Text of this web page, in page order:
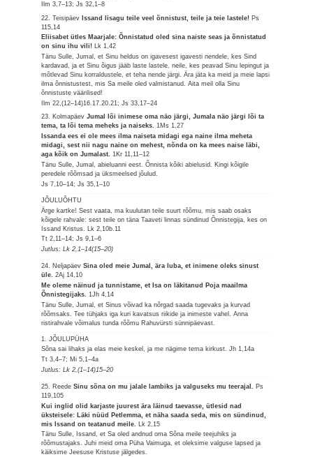
Ilm 3,7–13; Js 32,1–8
22. Teisipäev Issand lisagu teile veel õnnistust, teile ja teie lastele! Ps
115,14
Eliisabet ütles Maarjale: Õnnistatud oled sina naiste seas ja õnnistatud
on sinu ihu vili! Lk 1,42
Tänu Sulle, Jumal, et Sinu heldus on igavesest igavesti nendele, kes Sind
kardavad, ja et Sinu õigus jääb laste lastele, neile, kes peavad Sinu lepingut ja
mõtlevad Sinu korraldustele, et teha nende järgi. Ära jäta ka meid ja meie lapsi
ilma õnnistustest, mis Sa meile oled valmistanud. Aita meil olla Sinu
õnnistuste väärilised!
Ilm 22,(12–14)16.17.20.21; Js 33,17–24
23. KolmapäevJumal lõi inimese oma näo järgi, Jumala näo järgi lõi ta
tema, ta lõi tema meheks ja naiseks.1Ms 1,27
Issanda ees ei ole mees ilma naiseta midagi ega naine ilma meheta
midagi, sest nii nagu naine on mehest, nõnda on ka mees naise läbi,
aga kõik on Jumalast.1Kr 11,11–12
Tänu Sulle, Jumal, abieluanni eest. Õnnista kõiki abielusid. Kingi kõigile
peredele rõõmsad ja üksmeelsed jõulud.
Js 7,10–14; Js 35,1–10
JÕULUÕHTU
Ärge kartke! Sest vaata, ma kuulutan teile suurt rõõmu, mis saab osaks
kõigele rahvale: sest teile on täna Taaveti linnas sündinud Õnnistegija, kes on
Issand Kristus.
Lk 2,10b.11
Tt 2,11–14; Js 9,1–6
Jutlus: Lk 2,1–14(15–20)
24. NeljapäevSina oled meie Jumal, ära luba, et inimene oleks sinust
üle.2Aj 14,10
Me oleme näinud ja tunnistame, et Isa on läkitanud Poja maailma
Õnnistegijaks. 1Jh 4,14
Tänu Sulle, Jumal, et Sinus võivad ka nõrgad saada tugevaks ja kurvad
rõõmsaks. Tee tühjaks iga kuri kavatsus riikide ja inimeste vahel. Anna
ristirahvale võimalus tunda rõõmu Rahuvürsti sünnipäevast.
1. JÕULUPÜHA
Sõna sai lihaks ja elas meie keskel, ja me nägime tema kirkust.Jh 1,14a
Tt 3,4–7; Mi 5,1–4a
Jutlus: Lk 2,(1–14)15–20
25. ReedeSinu sõna on mu jalale lambiks ja valguseks mu teerajal. Ps
119,105
Kui inglid olid karjaste juurest ära läinud taevasse, ütlesid nad
üksteisele: Läki nüüd Petlemma, et näha saada seda, mis on sündinud,
mis Issand on teatanud meile.
Lk 2,15
Tänu Sulle, Issand, et Sa oled andnud oma Sõna meile teejuhiks ja
rõõmustajaks. Juhi meid oma Püha Vaimuga, et oleksime valguse lapsed ja
käiksime Jeesuse Kristuse jälgedes.